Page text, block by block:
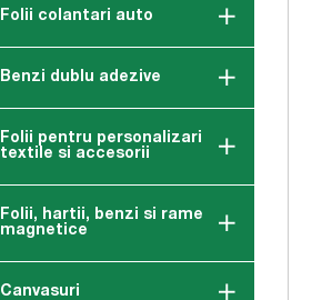
Folii colantari auto
Benzi dublu adezive
Folii pentru personalizari
textile si accesorii
Folii, hartii, benzi si rame
magnetice
Canvasuri